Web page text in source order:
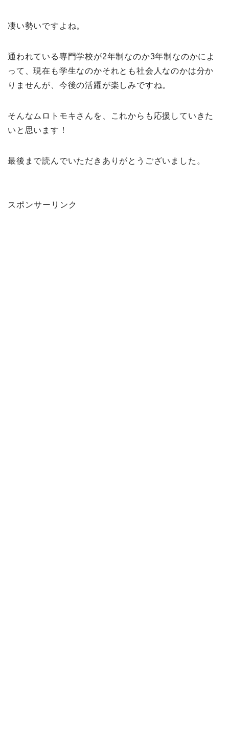
凄い勢いですよね。
通われている専門学校が2年制なのか3年制なのかによ
って、現在も学生なのかそれとも社会人なのかは分か
りませんが、今後の活躍が楽しみですね。
そんなムロトモキさんを、これからも応援していきた
いと思います！
最後まで読んでいただきありがとうございました。
スポンサーリンク